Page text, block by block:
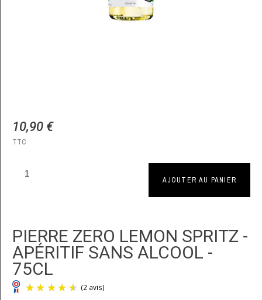
PIERRE ZERO LEMON SPRITZ -
APÉRITIF SANS ALCOOL -
75CL
10,90 €
TTC
AJOUTER AU PANIER